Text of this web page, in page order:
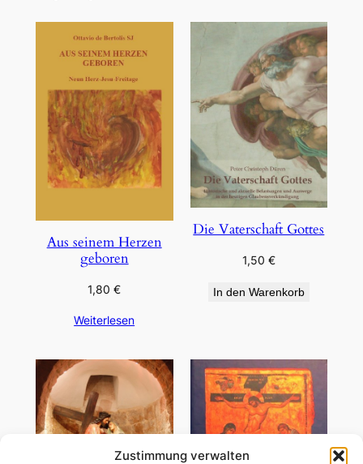
Zustimmung verwalten
Aus seinem Herzen
geboren
1,80€
Weiterlesen
Die Vaterschaft Gottes
1,50 €
In den Warenkorb